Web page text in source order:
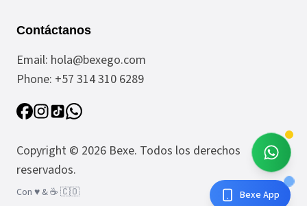
Contáctanos
Email: hola@bexego.com
Phone: +57 314 310 6289
Copyright © 2026 Bexe. Todos los derechos
reservados.
Con ♥️ & ☕️ 🇨🇴 Bexe App